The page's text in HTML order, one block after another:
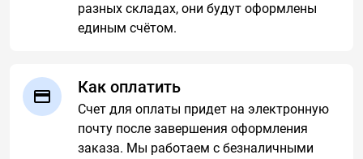
разных складах, они будут оформлены
единым счётом.
Как оплатить
Счет для оплаты придет на электронную
почту после завершения оформления
заказа. Мы работаем с безналичными